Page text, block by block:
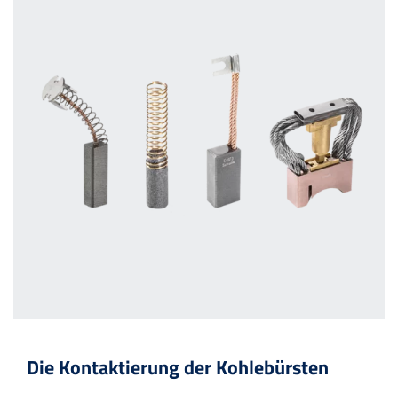
Die Kontaktierung der Kohlebürsten